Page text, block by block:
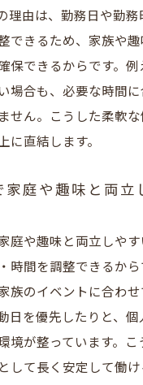
理由は、勤務日や勤務
できるため、家族や
保できるからです。例
場合も、必要な時間
せん。こうした柔軟
に直結します。
家庭や趣味と両立
庭や趣味と両立しや
時間を調整できるから
族のイベントに合わ
日を優先したりと、
境が整っています。こ
して長く安定して働け